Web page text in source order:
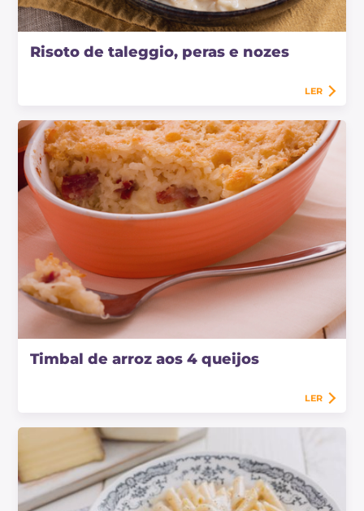
Risoto de taleggio, peras e nozes
LER
Timbal de arroz aos 4 queijos
LER